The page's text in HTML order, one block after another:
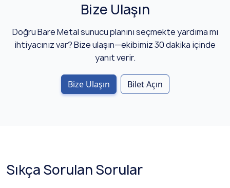
Bize Ulaşın
Doğru Bare Metal sunucu planını seçmekte yardıma mı
ihtiyacınız var? Bize ulaşın—ekibimiz 30 dakika içinde
yanıt verir.
Bize Ulaşın Bilet Açın
Sıkça Sorulan Sorular